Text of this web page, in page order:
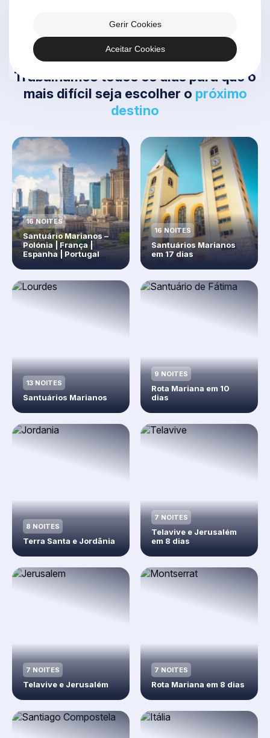
Trabalhamos todos os dias para que o
mais difícil seja escolher o próximo
destino
16 NOITES
Santuário Marianos –
Polónia | França |
Espanha | Portugal
16 NOITES
Santuários Marianos
em 17 dias
13 NOITES
Santuários Marianos
9 NOITES
Rota Mariana em 10
dias
8 NOITES
Terra Santa e Jordânia
7 NOITES
Telavive e Jerusalém
em 8 dias
7 NOITES
Telavive e Jerusalém
7 NOITES
Rota Mariana em 8 dias
Gerir Cookies
Aceitar Cookies